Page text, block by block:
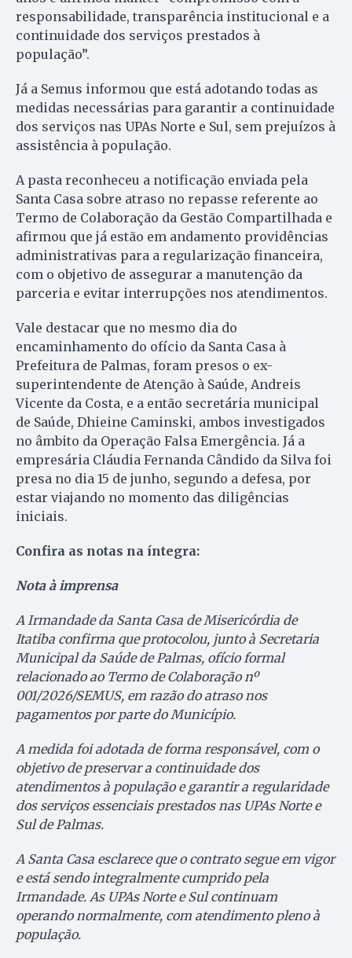
responsabilidade, transparência institucional e a
continuidade dos serviços prestados à
população”.
Já a Semus informou que está adotando todas as
medidas necessárias para garantir a continuidade
dos serviços nas UPAs Norte e Sul, sem prejuízos à
assistência à população.
A pasta reconheceu a notificação enviada pela
Santa Casa sobre atraso no repasse referente ao
Termo de Colaboração da Gestão Compartilhada e
afirmou que já estão em andamento providências
administrativas para a regularização financeira,
com o objetivo de assegurar a manutenção da
parceria e evitar interrupções nos atendimentos.
Vale destacar que no mesmo dia do
encaminhamento do ofício da Santa Casa à
Prefeitura de Palmas, foram presos o ex-
superintendente de Atenção à Saúde, Andreis
Vicente da Costa, e a então secretária municipal
de Saúde, Dhieine Caminski, ambos investigados
no âmbito da Operação Falsa Emergência. Já a
empresária Cláudia Fernanda Cândido da Silva foi
presa no dia 15 de junho, segundo a defesa, por
estar viajando no momento das diligências
iniciais.
Confira as notas na íntegra:
Nota à imprensa
A Irmandade da Santa Casa de Misericórdia de
Itatiba confirma que protocolou, junto à Secretaria
Municipal da Saúde de Palmas, ofício formal
relacionado ao Termo de Colaboração nº
001/2026/SEMUS, em razão do atraso nos
pagamentos por parte do Município.
A medida foi adotada de forma responsável, com o
objetivo de preservar a continuidade dos
atendimentos à população e garantir a regularidade
dos serviços essenciais prestados nas UPAs Norte e
Sul de Palmas.
A Santa Casa esclarece que o contrato segue em vigor
e está sendo integralmente cumprido pela
Irmandade. As UPAs Norte e Sul continuam
operando normalmente, com atendimento pleno à
população.